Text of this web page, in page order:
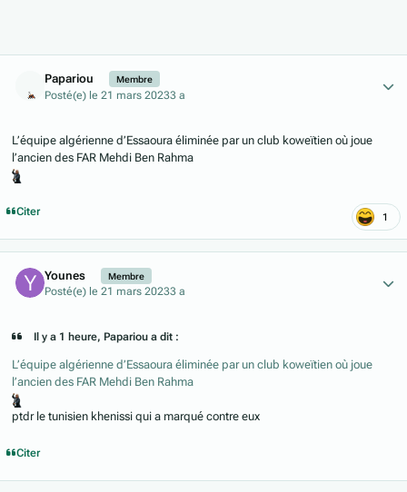
Papariou Membre
Posté(e) le 21 mars 20233 a
L’équipe algérienne d’Essaoura éliminée par un club koweïtien où joue
l’ancien des FAR Mehdi Ben Rahma
Citer 1
Younes Membre
Posté(e) le 21 mars 20233 a
Il y a 1 heure, Papariou a dit :
L’équipe algérienne d’Essaoura éliminée par un club koweïtien où joue
l’ancien des FAR Mehdi Ben Rahma
ptdr le tunisien khenissi qui a marqué contre eux
Citer